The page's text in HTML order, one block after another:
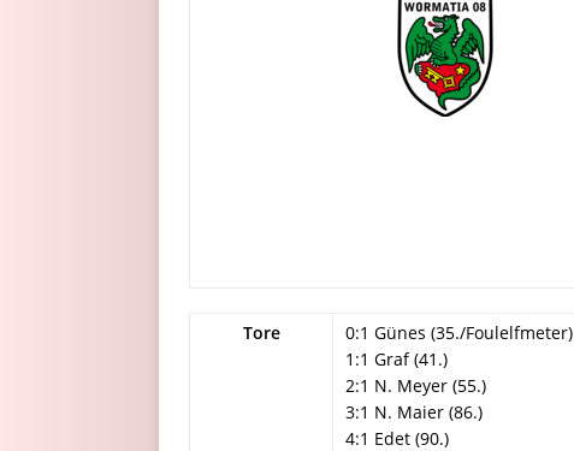
Tore
0:1 Günes (35./Foulelfmeter)
1:1 Graf (41.)
2:1 N. Meyer (55.)
3:1 N. Maier (86.)
4:1 Edet (90.)